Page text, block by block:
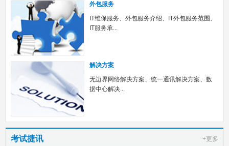
外包服务
IT维保服务、外包服务介绍、IT外包服务范围、
IT服务承...
解决方案
无边界网络解决方案、统一通讯解决方案、数
据中心解决...
考试捷讯 +更多